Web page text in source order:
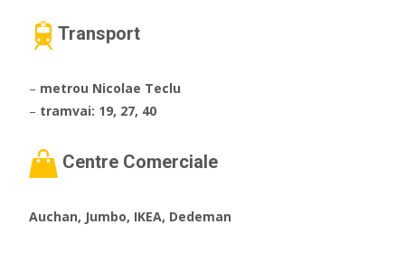
Transport
– metrou Nicolae Teclu
– tramvai: 19, 27, 40
Centre Comerciale
Auchan, Jumbo, IKEA, Dedeman